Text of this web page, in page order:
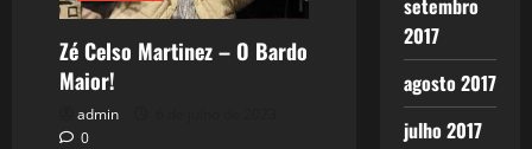
Zé Celso Martinez – O Bardo
Maior!
admin
0
setembro
2017
agosto 2017
julho 2017